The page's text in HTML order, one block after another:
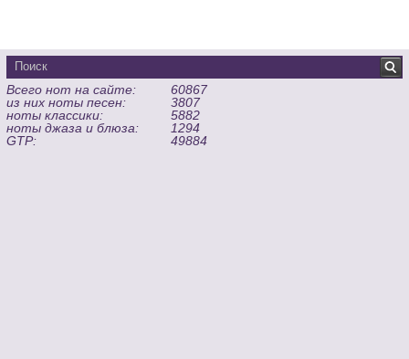
Всего нот на сайте:
60867
из них ноты песен:
3807
ноты классики:
5882
ноты джаза и блюза:
1294
GTP:
49884